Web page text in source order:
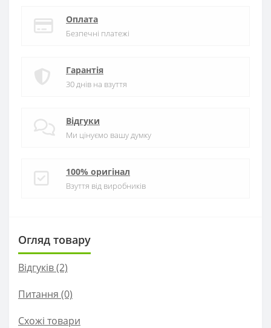
Оплата
Безпечні платежі
Гарантія
30 днів на взуття
Відгуки
Ми цінуємо вашу думку
100% оригінал
Взуття від виробників
Огляд товару
Відгуків (2)
Питання (0)
Схожі товари